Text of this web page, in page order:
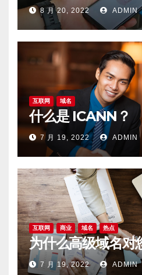
8 月 20, 2022 ADMIN
互联网 域名
什么是 ICANN？
7 月 19, 2022 ADMIN
互联网 商业 域名 热点
为什么高级域名对
7 月 19, 2022 ADMIN